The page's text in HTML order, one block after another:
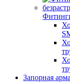
Запорная